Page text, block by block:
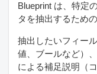
Blueprint は、特定
タを抽出するため
抽出したいフィー
値、ブールなど）
による補足説明（